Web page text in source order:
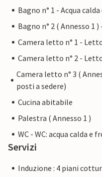
Bagno n° 1 - Acqua
Bagno n° 2 ( Annesso 1
Camera letto n° 1 -
Camera letto n° 2 -
Camera letto n° 3 (
posti a sedere)
Cucina abitabile
Palestra ( Annesso 1 )
WC - WC: acqua calda e
Servizi
Induzione : 4 piani